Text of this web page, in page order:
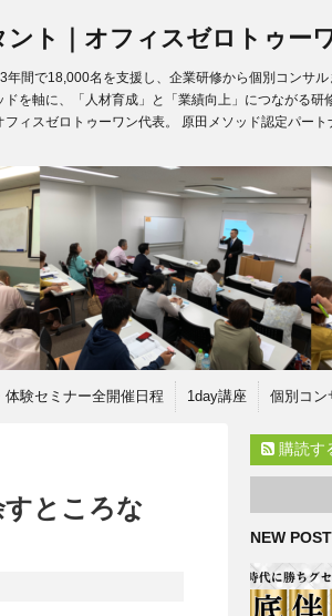
ト｜オフィスゼロトゥー
間で18,000名を支援し、企業研修から個別コンサ
を軸に、「人材育成」と「業績向上」につながる研
ィスゼロトゥーワン代表。 原田メソッド認定パー
体験セミナー全開催日程 1day講座 個別コン
すところな
購読す
NEW POST